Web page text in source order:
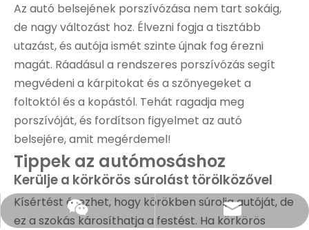
Az autó belsejének porszívózása nem tart sokáig,
de nagy változást hoz. Élvezni fogja a tisztább
utazást, és autója ismét szinte újnak fog érezni
magát. Ráadásul a rendszeres porszívózás segít
megvédeni a kárpitokat és a szőnyegeket a
foltoktól és a kopástól. Tehát ragadja meg
porszívóját, és fordítson figyelmet az autó
belsejére, amit megérdemel!
Tippek az autómosáshoz
Kerülje a körkörös súrolást törölközővel
Kísértést érezhet, hogy körökben súrolja autóját, de
ez a szokás károsíthatja a festést. Ha körkörös
+86 13750613666
edward@shixia.com